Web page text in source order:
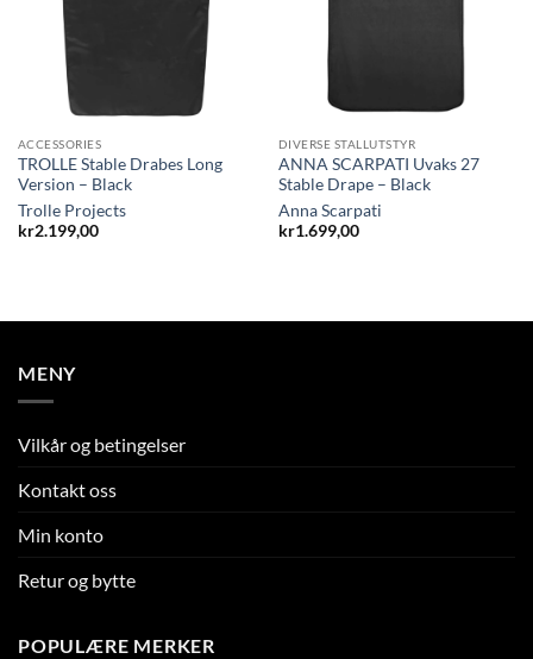
ACCESSORIES
TROLLE Stable Drabes Long
Version – Black
Trolle Projects
kr2.199,00
DIVERSE STALLUTSTYR
ANNA SCARPATI Uvaks 27
Stable Drape – Black
Anna Scarpati
kr1.699,00
MENY
Vilkår og betingelser
Kontakt oss
Min konto
Retur og bytte
POPULÆRE MERKER